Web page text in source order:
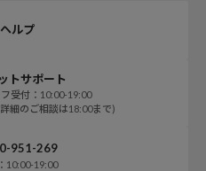
ヘルプ
トサポート
受付：10:00-19:00
細のご相談は18:00まで)
951-269
10:00-19:00